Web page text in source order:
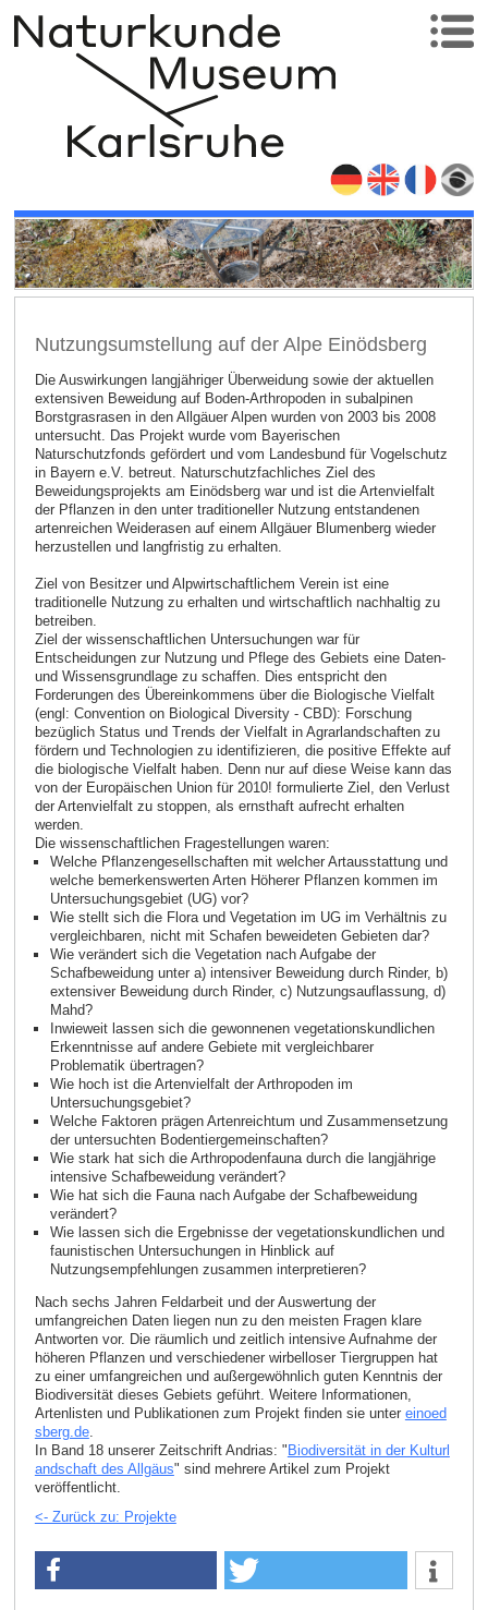
Nutzungsumstellung auf der Alpe Einödsberg
Die Auswirkungen langjähriger Überweidung sowie der aktuellen
extensiven Beweidung auf Boden-Arthropoden in subalpinen
Borstgrasrasen in den Allgäuer Alpen wurden von 2003 bis 2008
untersucht. Das Projekt wurde vom Bayerischen
Naturschutzfonds gefördert und vom Landesbund für Vogelschutz
in Bayern e.V. betreut. Naturschutzfachliches Ziel des
Beweidungsprojekts am Einödsberg war und ist die Artenvielfalt
der Pflanzen in den unter traditioneller Nutzung entstandenen
artenreichen Weiderasen auf einem Allgäuer Blumenberg wieder
herzustellen und langfristig zu erhalten.
Ziel von Besitzer und Alpwirtschaftlichem Verein ist eine
traditionelle Nutzung zu erhalten und wirtschaftlich nachhaltig zu
betreiben.
Ziel der wissenschaftlichen Untersuchungen war für
Entscheidungen zur Nutzung und Pflege des Gebiets eine Daten-
und Wissensgrundlage zu schaffen. Dies entspricht den
Forderungen des Übereinkommens über die Biologische Vielfalt
(engl: Convention on Biological Diversity - CBD): Forschung
bezüglich Status und Trends der Vielfalt in Agrarlandschaften zu
fördern und Technologien zu identifizieren, die positive Effekte auf
die biologische Vielfalt haben. Denn nur auf diese Weise kann das
von der Europäischen Union für 2010! formulierte Ziel, den Verlust
der Artenvielfalt zu stoppen, als ernsthaft aufrecht erhalten
werden.
Die wissenschaftlichen Fragestellungen waren:
Welche Pflanzengesellschaften mit welcher Artausstattung und
welche bemerkenswerten Arten Höherer Pflanzen kommen im
Untersuchungsgebiet (UG) vor?
Wie stellt sich die Flora und Vegetation im UG im Verhältnis zu
vergleichbaren, nicht mit Schafen beweideten Gebieten dar?
Wie verändert sich die Vegetation nach Aufgabe der
Schafbeweidung unter a) intensiver Beweidung durch Rinder, b)
extensiver Beweidung durch Rinder, c) Nutzungsauflassung, d)
Mahd?
Inwieweit lassen sich die gewonnenen vegetationskundlichen
Erkenntnisse auf andere Gebiete mit vergleichbarer
Problematik übertragen?
Wie hoch ist die Artenvielfalt der Arthropoden im
Untersuchungsgebiet?
Welche Faktoren prägen Artenreichtum und Zusammensetzung
der untersuchten Bodentiergemeinschaften?
Wie stark hat sich die Arthropodenfauna durch die langjährige
intensive Schafbeweidung verändert?
Wie hat sich die Fauna nach Aufgabe der Schafbeweidung
verändert?
Wie lassen sich die Ergebnisse der vegetationskundlichen und
faunistischen Untersuchungen in Hinblick auf
Nutzungsempfehlungen zusammen interpretieren?
Nach sechs Jahren Feldarbeit und der Auswertung der
umfangreichen Daten liegen nun zu den meisten Fragen klare
Antworten vor. Die räumlich und zeitlich intensive Aufnahme der
höheren Pflanzen und verschiedener wirbelloser Tiergruppen hat
zu einer umfangreichen und außergewöhnlich guten Kenntnis der
Biodiversität dieses Gebiets geführt. Weitere Informationen,
Artenlisten und Publikationen zum Projekt finden sie unter einoed
sberg.de.
In Band 18 unserer Zeitschrift Andrias: " Biodiversität in der Kulturl
andschaft des Allgäus" sind mehrere Artikel zum Projekt
veröffentlicht.
<- Zurück zu: Projekte